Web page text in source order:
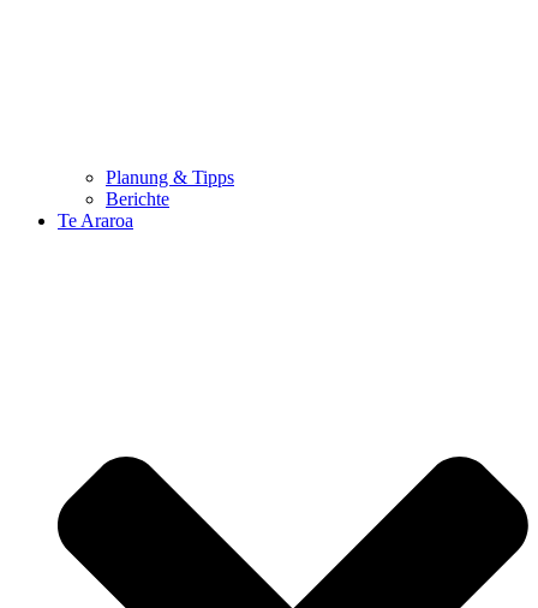
Planung & Tipps
Berichte
Te Araroa